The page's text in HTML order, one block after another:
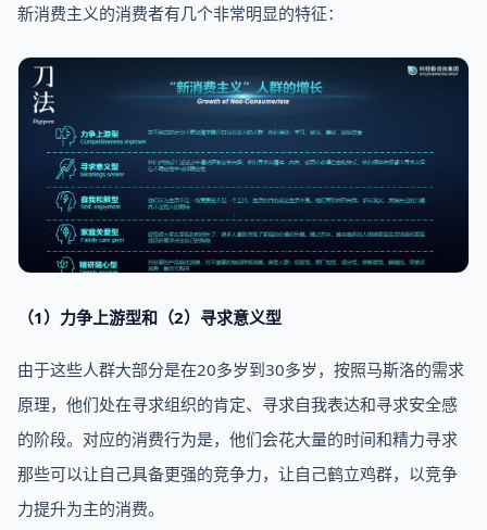
新消费主义的消费者有几个非常明显的特征：
（1）力争上游型和（2）寻求意义型
由于这些人群大部分是在20多岁到30多岁，按照马斯洛的需求
原理，他们处在寻求组织的肯定、寻求自我表达和寻求安全感
的阶段。对应的消费行为是，他们会花大量的时间和精力寻求
那些可以让自己具备更强的竞争力，让自己鹤立鸡群，以竞争
力提升为主的消费。